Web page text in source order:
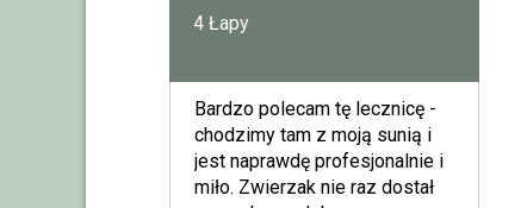
4 Łapy
Bardzo polecam tę lecznicę -
chodzimy tam z moją sunią i
jest naprawdę profesjonalnie i
miło. Zwierzak nie raz dostał